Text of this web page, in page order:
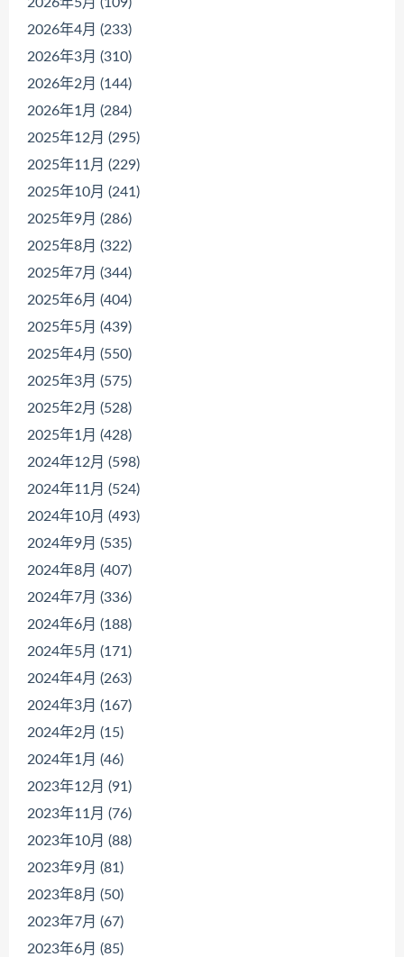
2026年4月 (233)
2026年3月 (310)
2026年2月 (144)
2026年1月 (284)
2025年12月 (295)
2025年11月 (229)
2025年10月 (241)
2025年9月 (286)
2025年8月 (322)
2025年7月 (344)
2025年6月 (404)
2025年5月 (439)
2025年4月 (550)
2025年3月 (575)
2025年2月 (528)
2025年1月 (428)
2024年12月 (598)
2024年11月 (524)
2024年10月 (493)
2024年9月 (535)
2024年8月 (407)
2024年7月 (336)
2024年6月 (188)
2024年5月 (171)
2024年4月 (263)
2024年3月 (167)
2024年2月 (15)
2024年1月 (46)
2023年12月 (91)
2023年11月 (76)
2023年10月 (88)
2023年9月 (81)
2023年8月 (50)
2023年7月 (67)
2023年6月 (85)